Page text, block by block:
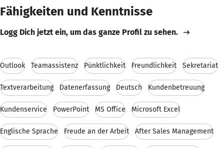
Fähigkeiten und Kenntnisse
Logg Dich jetzt ein, um das ganze Profil zu sehen.
Outlook Teamassistenz Pünktlichkeit Freundlichkeit Sekretariat
Textverarbeitung Datenerfassung Deutsch Kundenbetreuung
Kundenservice PowerPoint MS Office Microsoft Excel
Englische Sprache Freude an der Arbeit After Sales Management